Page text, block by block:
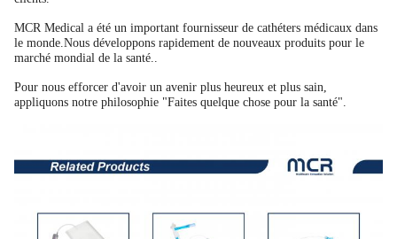
MCR Medical a été un important fournisseur de cathéters médicaux dans
le monde.Nous développons rapidement de nouveaux produits pour le
marché mondial de la santé..
Pour nous efforcer d'avoir un avenir plus heureux et plus sain,
appliquons notre philosophie "Faites quelque chose pour la santé".